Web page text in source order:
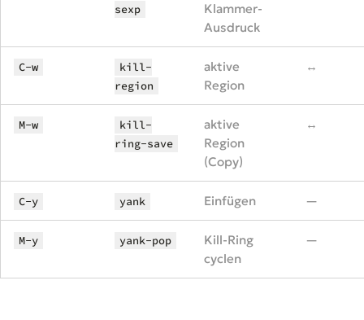
sexp
Klammer-
Ausdruck
C-w
kill-
region
aktive
Region
↔
M-w
kill-
ring-save
aktive
Region
(Copy)
↔
C-y yank Einfügen —
M-y yank-pop
Kill-Ring
cyclen
—